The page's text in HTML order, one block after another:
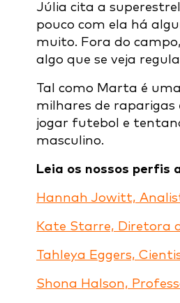
Júlia cita a
pouco com ela há
muito. Fora do
algo que se veja
Tal como Marta é
milhares de raparigas
jogar futebol e
masculino.
Leia os nossos perfis
Hannah Jowitt,
Kate Starre, Diretora
Tahleya Eggers,
Shona Halson,